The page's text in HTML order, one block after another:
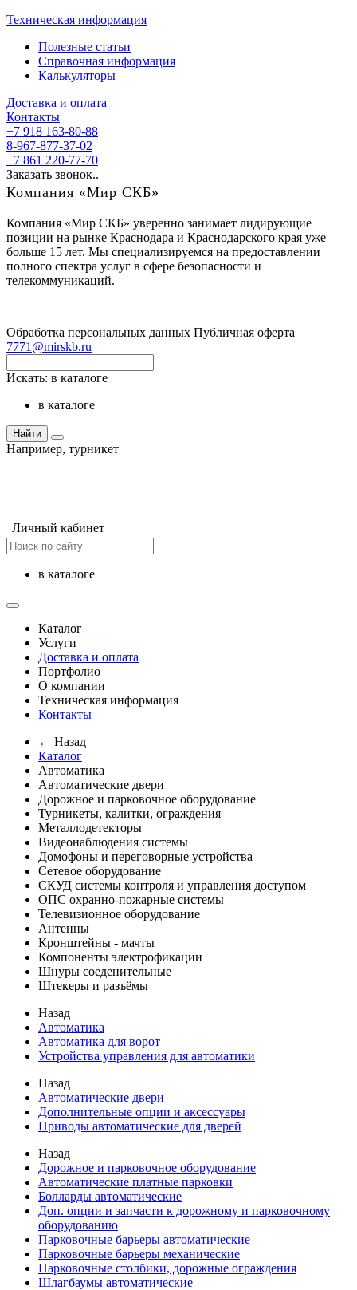
Техническая информация
Полезные статьи
Справочная информация
Калькуляторы
Доставка и оплата
Контакты
+7 918 163-80-88
8-967-877-37-02
+7 861 220-77-70
Заказать звонок..
Компания «Мир СКБ»
Компания «Мир СКБ» уверенно занимает лидирующие
позиции на рынке Краснодара и Краснодарского края уже
больше 15 лет. Мы специализируемся на предоставлении
полного спектра услуг в сфере безопасности и
телекоммуникаций.
Обработка персональных данных Публичная оферта
7771@mirskb.ru
Искать: в каталоге
в каталоге
Найти
Например, турникет
Личный кабинет
в каталоге
Каталог
Услуги
Доставка и оплата
Портфолио
О компании
Техническая информация
Контакты
← Назад
Каталог
Автоматика
Автоматические двери
Дорожное и парковочное оборудование
Турникеты, калитки, ограждения
Металлодетекторы
Видеонаблюдения cистемы
Домофоны и переговорные устройства
Сетевое оборудование
СКУД системы контроля и управления доступом
ОПС охранно-пожарные системы
Телевизионное оборудование
Антенны
Кронштейны - мачты
Компоненты электрофикации
Шнуры соеденительные
Штекеры и разъёмы
Назад
Автоматика
Автоматика для ворот
Устройства управления для автоматики
Назад
Автоматические двери
Дополнительные опции и аксессуары
Приводы автоматические для дверей
Назад
Дорожное и парковочное оборудование
Автоматические платные парковки
Болларды автоматические
Доп. опции и запчасти к дорожному и парковочному
оборудованию
Парковочные барьеры автоматические
Парковочные барьеры механические
Парковочные столбики, дорожные ограждения
Шлагбаумы автоматические